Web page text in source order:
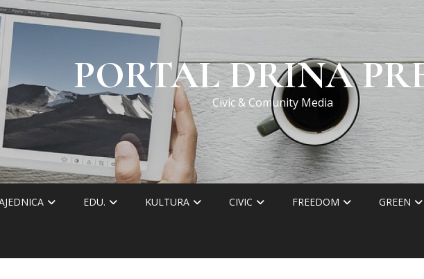
PORTAL DRINA
Civic & Comunity Media
EDU. KULTURA CIVIC FREEDOM GREEN